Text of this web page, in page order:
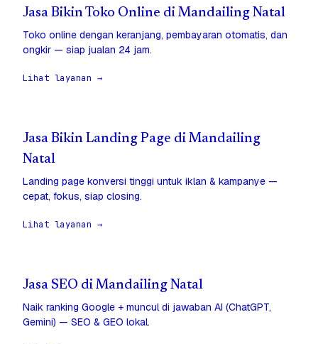
Jasa Bikin Toko Online di Mandailing Natal
Toko online dengan keranjang, pembayaran otomatis, dan
ongkir — siap jualan 24 jam.
Lihat layanan →
Jasa Bikin Landing Page di Mandailing
Natal
Landing page konversi tinggi untuk iklan & kampanye —
cepat, fokus, siap closing.
Lihat layanan →
Jasa SEO di Mandailing Natal
Naik ranking Google + muncul di jawaban AI (ChatGPT,
Gemini) — SEO & GEO lokal.